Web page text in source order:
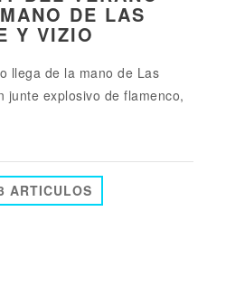
DE LAS
Y VIZIO
llega de la mano de Las
junte explosivo de flamenco,
ARTICULOS